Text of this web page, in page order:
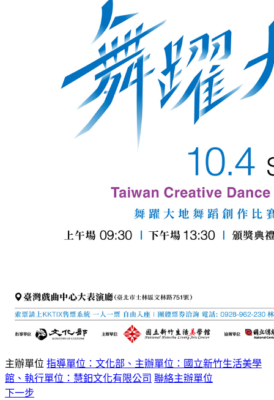
主辦單位 指導單位：文化部、主辦單位：國立新竹生活美學
館、執行單位：慧鈤文化有限公司 聯絡主辦單位
下一步